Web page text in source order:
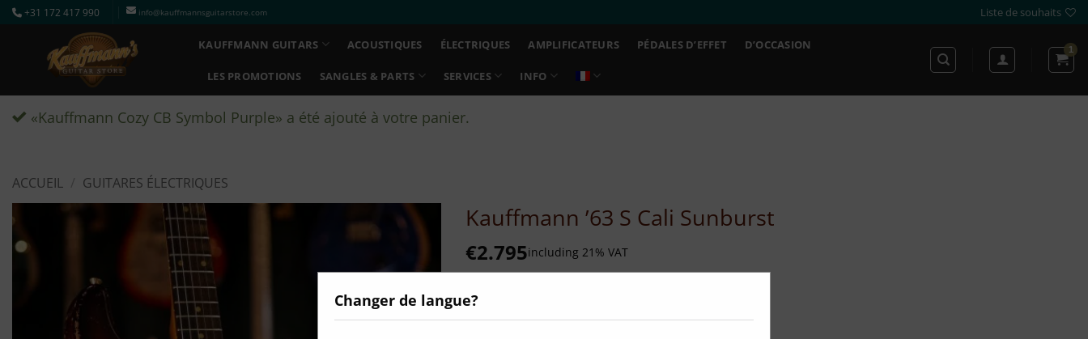
Passer
contenu
+31 172 417 990 info@kauffmannsguitarstore.com Liste de souhaits
KAUFFMANN GUITARS ACOUSTIQUES ÉLECTRIQUES AMPLIFICATEURS PÉDALES D’EFFET D’OCCASION
LES PROMOTIONS SANGLES & PARTS SERVICES INFO
«Kauffmann Cozy CB Symbol Purple» a été ajouté à votre panier.
ACCUEIL GUITARES ÉLECTRIQUES
Kauffmann ’63 S Cali Sunburst
€2.795including 21% VAT
Neuf
Changer de langue?